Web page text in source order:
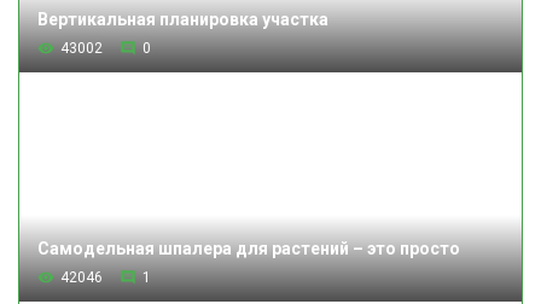
Вертикальная планировка участка
43002 0
Самодельная шпалера для растений – это просто
42046 1